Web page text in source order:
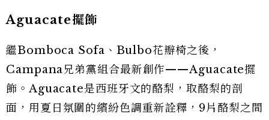
Aguacate擺飾
繼Bomboca Sofa、Bulbo花瓣椅之後，
Campana兄弟黨組合最新創作——Aguacate擺
飾。Aguacate是西班牙文的酪梨，取酪梨的剖
面，用夏日氛圍的繽紛色調重新詮釋，9片酪梨之間